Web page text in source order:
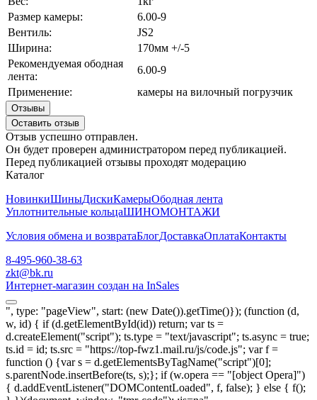
Размер камеры:
6.00-9
Вентиль:
JS2
Ширина:
170мм +/-5
Рекомендуемая ободная
лента:
6.00-9
Применение:
камеры на вилочный погрузчик
Отзывы
Оставить отзыв
Отзыв успешно отправлен.
Он будет проверен администратором перед публикацией.
Перед публикацией отзывы проходят модерацию
Каталог
НовинкиШиныДискиКамерыОбодная лента
Уплотнительные кольцаШИНОМОНТАЖИ
Условия обмена и возвратаБлогДоставкаОплатаКонтакты
8-495-960-38-63
zkt@bk.ru
Интернет-магазин создан на InSales
", type: "pageView", start: (new Date()).getTime()}); (function (d,
w, id) { if (d.getElementById(id)) return; var ts =
d.createElement("script"); ts.type = "text/javascript"; ts.async = true;
ts.id = id; ts.src = "https://top-fwz1.mail.ru/js/code.js"; var f =
function () {var s = d.getElementsByTagName("script")[0];
s.parentNode.insertBefore(ts, s);}; if (w.opera == "[object Opera]")
{ d.addEventListener("DOMContentLoaded", f, false); } else { f();